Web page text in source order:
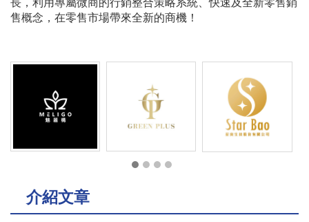
售概念，在零售市場帶來全新的商機！
介紹文章